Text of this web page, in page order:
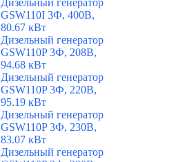
Дизельный генератор
GSW110I 3Ф, 400В,
80.67 кВт
Дизельный генератор
GSW110P 3Ф, 208В,
94.68 кВт
Дизельный генератор
GSW110P 3Ф, 220В,
95.19 кВт
Дизельный генератор
GSW110P 3Ф, 230В,
83.07 кВт
Дизельный генератор